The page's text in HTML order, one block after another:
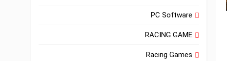
PC Software
RACING GAME
Racing Games